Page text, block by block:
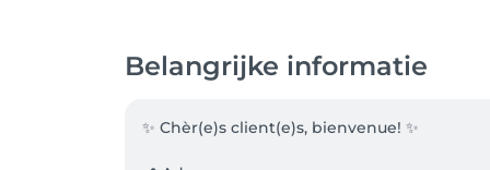
Belangrijke informatie
✨ Chèr(e)s client(e)s, bienvenue! ✨